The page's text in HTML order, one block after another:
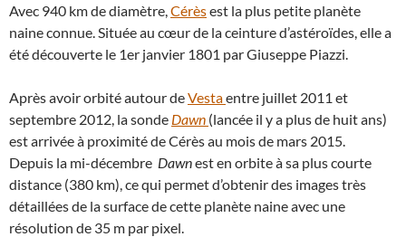
Avec 940 km de diamètre,Cérèsest la plus petite planète
naine connue. Située au cœur de la ceinture d’astéroïdes, elle a
été découverte le 1er janvier 1801 par Giuseppe Piazzi.
Après avoir orbité autour deVestaentre juillet 2011 et
septembre 2012, la sonde Dawn (lancée il y a plus de huit ans)
est arrivée à proximité de Cérès au mois de mars 2015.
Depuis la mi-décembre Dawnest en orbite à sa plus courte
distance (380 km), ce qui permet d’obtenir des images très
détaillées de la surface de cette planète naine avec une
résolution de 35 m par pixel.